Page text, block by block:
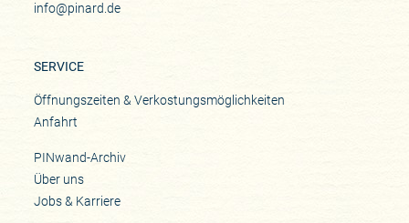
info@pinard.de
SERVICE
Öffnungszeiten & Verkostungsmöglichkeiten
Anfahrt
PINwand-Archiv
Über uns
Jobs & Karriere